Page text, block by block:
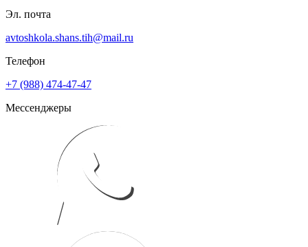
Эл. почта
avtoshkola.shans.tih@mail.ru
Телефон
+7 (988) 474-47-47
Мессенджеры